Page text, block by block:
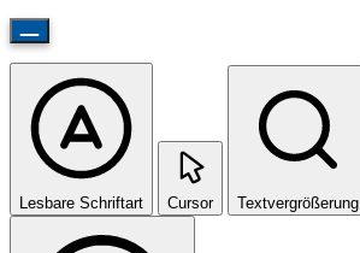
Lesbare Schriftart Cursor Textvergrößerung